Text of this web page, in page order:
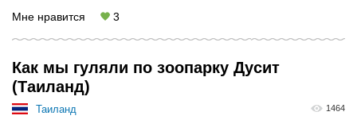
Мне нравится 3
Как мы гуляли по зоопарку Дусит
(Таиланд)
Таиланд 1464